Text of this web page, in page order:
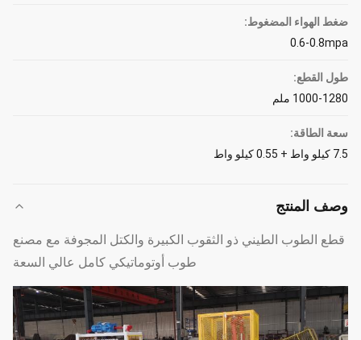
ضغط الهواء المضغوط:
0.6-0.8mpa
طول القطع:
1000-1280 ملم
سعة الطاقة:
7.5 كيلو واط + 0.55 كيلو واط
وصف المنتج
قطع الطوب الطيني ذو الثقوب الكبيرة والكتل المجوفة مع مصنع
طوب أوتوماتيكي كامل عالي السعة